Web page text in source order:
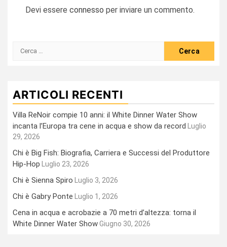
Devi essere connesso per inviare un commento.
Ricerca
ARTICOLI RECENTI
Villa ReNoir compie 10 anni: il White Dinner Water Show
incanta l’Europa tra cene in acqua e show da record
Luglio
29, 2026
Chi è Big Fish: Biografia, Carriera e Successi del Produttore
Hip-Hop
Luglio 23, 2026
Chi è Sienna Spiro Luglio 3, 2026
Chi è Gabry Ponte Luglio 1, 2026
Cena in acqua e acrobazie a 70 metri d’altezza: torna il
White Dinner Water ShowGiugno 30, 2026